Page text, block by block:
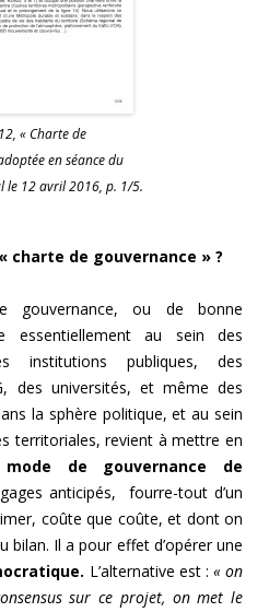
« Charte de
en séance du
le 12 avril 2016, p. 1/5.
charte de gouvernance » ?
ou de bonne
essentiellement au sein des
institutions publiques, des
des universités, et même des
la sphère politique, et au sein
territoriales, revient à mettre en
mode de gouvernance de
anticipés, fourre-tout d’un
coûte que coûte, et dont on
bilan. Il a pour effet d’opérer une
L’alternative est : « on
sur ce projet, on met le